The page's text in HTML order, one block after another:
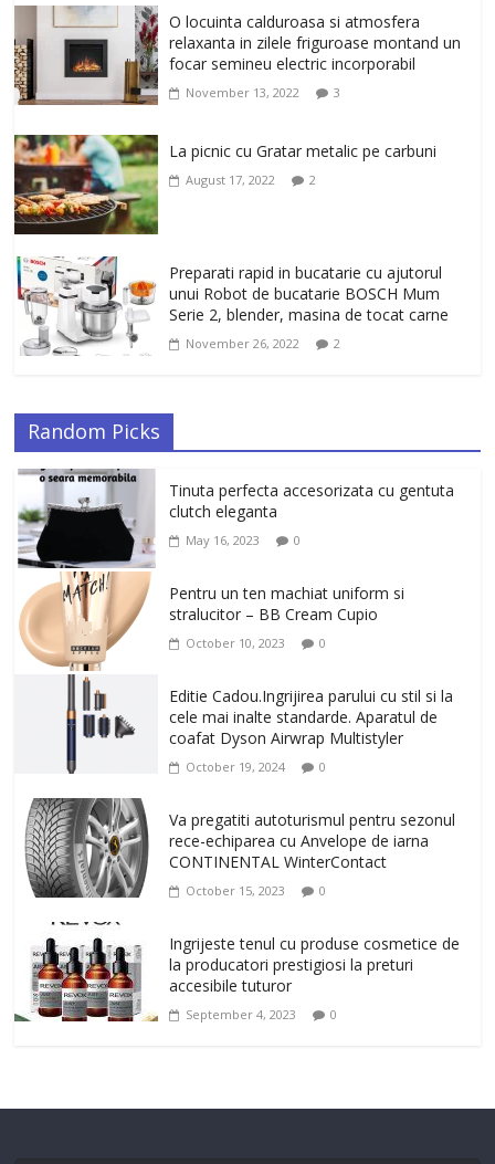
elastica.
February 6, 2026 0
O locuinta calduroasa si atmosfera
relaxanta in zilele friguroase montand un
focar semineu electric incorporabil
November 13, 2022 3
La picnic cu Gratar metalic pe carbuni
August 17, 2022 2
Preparati rapid in bucatarie cu ajutorul
unui Robot de bucatarie BOSCH Mum
Serie 2, blender, masina de tocat carne
November 26, 2022 2
Random Picks
Tinuta perfecta accesorizata cu gentuta
clutch eleganta
May 16, 2023 0
Pentru un ten machiat uniform si
stralucitor – BB Cream Cupio
October 10, 2023 0
Editie Cadou.Ingrijirea parului cu stil si la
cele mai inalte standarde. Aparatul de
coafat Dyson Airwrap Multistyler
October 19, 2024 0
Va pregatiti autoturismul pentru sezonul
rece-echiparea cu Anvelope de iarna
CONTINENTAL WinterContact
October 15, 2023 0
Ingrijeste tenul cu produse cosmetice de
la producatori prestigiosi la preturi
accesibile tuturor
September 4, 2023 0